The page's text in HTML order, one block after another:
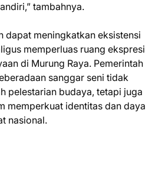
tambahnya.
dapat meningkatkan eksistensi
memperluas ruang ekspresi
di Murung Raya. Pemerintah
sanggar seni tidak
pelestarian budaya, tetapi juga
memperkuat identitas dan daya
nasional.